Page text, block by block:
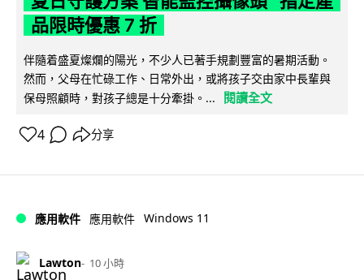
品限時優惠 7 折
伴隨着盛夏燦爛的陽光，不少人已著手規劃豐富的暑期活動。
然而，父母在忙碌工作、日常外出，或將孩子交由家中長輩與
保母照顧時，對孩子總是十分牽掛。...
閱讀全文
4 分享
應用軟件 應用軟件 Windows 11
Lawton 10 小時